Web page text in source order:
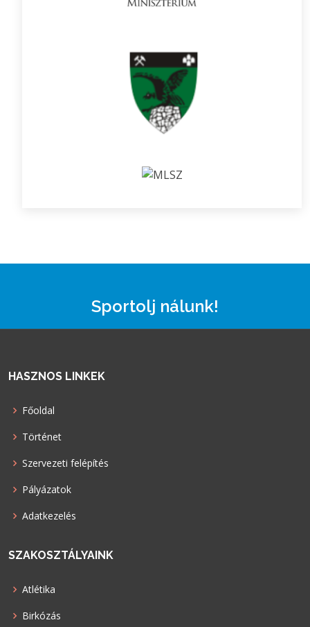
Sportolj nálunk!
HASZNOS LINKEK
Főoldal
Történet
Szervezeti felépítés
Pályázatok
Adatkezelés
SZAKOSZTÁLYAINK
Atlétika
Birkózás